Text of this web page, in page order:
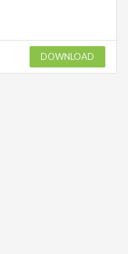
DOWNLOAD